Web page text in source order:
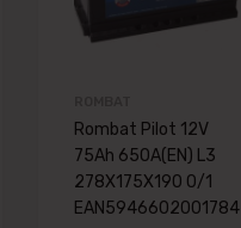
Rombat Pilot 12V
75Ah 650A(EN) L3
278X175X190 0/1
EAN5946602001784